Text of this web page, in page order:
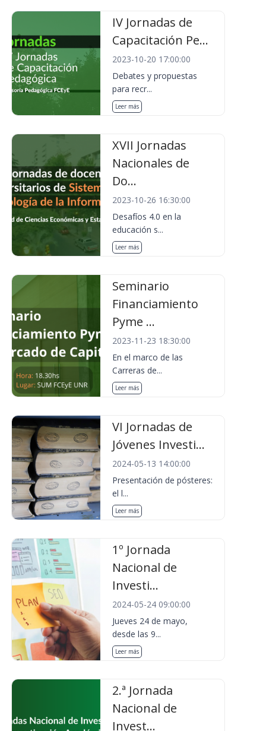
IV Jornadas de
Capacitación Pe...
2023-10-20 17:00:00
Debates y propuestas
para recr...
Leer más
XVII Jornadas
Nacionales de
Do...
2023-10-26 16:30:00
Desafíos 4.0 en la
educación s...
Leer más
Seminario
Financiamiento
Pyme ...
2023-11-23 18:30:00
En el marco de las
Carreras de...
Leer más
VI Jornadas de
Jóvenes Investi...
2024-05-13 14:00:00
Presentación de pósteres:
el l...
Leer más
1º Jornada
Nacional de
Investi...
2024-05-24 09:00:00
Jueves 24 de mayo,
desde las 9...
Leer más
2.ª Jornada
Nacional de
Invest...